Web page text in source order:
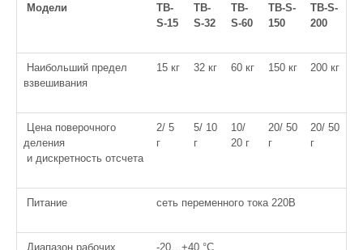
Модели
ТВ-
S-15
ТВ-
S-32
ТВ-
S-60
ТВ-S-
150
ТВ-S-
200
Наибольший предел
взвешивания
15 кг 32 кг 60 кг 150 кг 200 кг
Цена поверочного
деления
и дискретность отсчета
2/ 5
г
5/ 10
г
10/
20 г
20/ 50
г
20/ 50
г
Питание сеть переменного тока 220В
Диапазон рабочих
-20…+40 °C